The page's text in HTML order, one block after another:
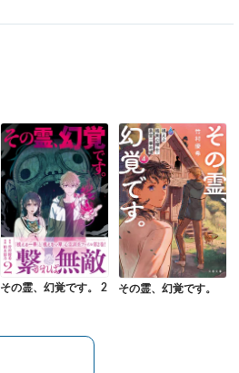
その霊、幻覚です。 2 その霊、幻覚です。